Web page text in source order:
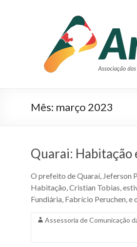
AMFRO
Associação
dos
da
Oeste
–
RS
Site
Mês: março 2023
Quarai: Habitação
O prefeito de Quaraí, Jeferson
Habitação, Cristian Tobias,
Fundiária, Fabrício Peruchen,
Assessoria de Comunicação